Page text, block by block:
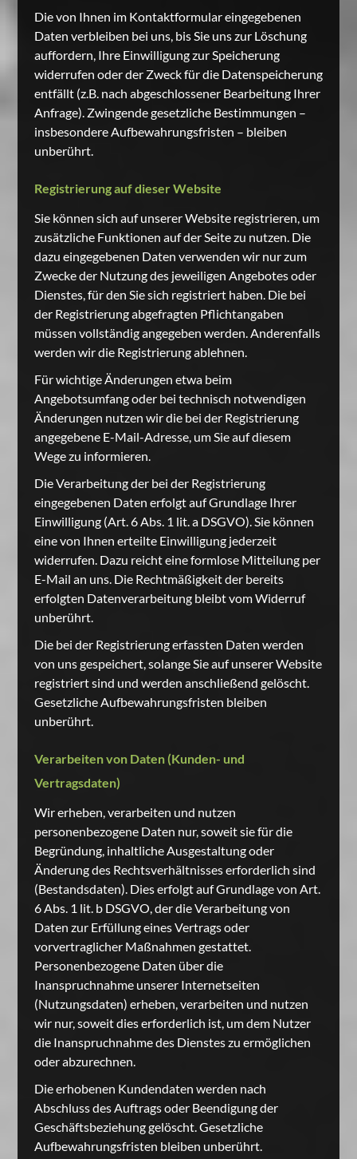
Die von Ihnen im Kontaktformular eingegebenen
Daten verbleiben bei uns, bis Sie uns zur Löschung
auffordern, Ihre Einwilligung zur Speicherung
widerrufen oder der Zweck für die Datenspeicherung
entfällt (z.B. nach abgeschlossener Bearbeitung Ihrer
Anfrage). Zwingende gesetzliche Bestimmungen –
insbesondere Aufbewahrungsfristen – bleiben
unberührt.
Registrierung auf dieser Website
Sie können sich auf unserer Website registrieren, um
zusätzliche Funktionen auf der Seite zu nutzen. Die
dazu eingegebenen Daten verwenden wir nur zum
Zwecke der Nutzung des jeweiligen Angebotes oder
Dienstes, für den Sie sich registriert haben. Die bei
der Registrierung abgefragten Pflichtangaben
müssen vollständig angegeben werden. Anderenfalls
werden wir die Registrierung ablehnen.
Für wichtige Änderungen etwa beim
Angebotsumfang oder bei technisch notwendigen
Änderungen nutzen wir die bei der Registrierung
angegebene E-Mail-Adresse, um Sie auf diesem
Wege zu informieren.
Die Verarbeitung der bei der Registrierung
eingegebenen Daten erfolgt auf Grundlage Ihrer
Einwilligung (Art. 6 Abs. 1 lit. a DSGVO). Sie können
eine von Ihnen erteilte Einwilligung jederzeit
widerrufen. Dazu reicht eine formlose Mitteilung per
E-Mail an uns. Die Rechtmäßigkeit der bereits
erfolgten Datenverarbeitung bleibt vom Widerruf
unberührt.
Die bei der Registrierung erfassten Daten werden
von uns gespeichert, solange Sie auf unserer Website
registriert sind und werden anschließend gelöscht.
Gesetzliche Aufbewahrungsfristen bleiben
unberührt.
Verarbeiten von Daten (Kunden- und
Vertragsdaten)
Wir erheben, verarbeiten und nutzen
personenbezogene Daten nur, soweit sie für die
Begründung, inhaltliche Ausgestaltung oder
Änderung des Rechtsverhältnisses erforderlich sind
(Bestandsdaten). Dies erfolgt auf Grundlage von Art.
6 Abs. 1 lit. b DSGVO, der die Verarbeitung von
Daten zur Erfüllung eines Vertrags oder
vorvertraglicher Maßnahmen gestattet.
Personenbezogene Daten über die
Inanspruchnahme unserer Internetseiten
(Nutzungsdaten) erheben, verarbeiten und nutzen
wir nur, soweit dies erforderlich ist, um dem Nutzer
die Inanspruchnahme des Dienstes zu ermöglichen
oder abzurechnen.
Die erhobenen Kundendaten werden nach
Abschluss des Auftrags oder Beendigung der
Geschäftsbeziehung gelöscht. Gesetzliche
Aufbewahrungsfristen bleiben unberührt.